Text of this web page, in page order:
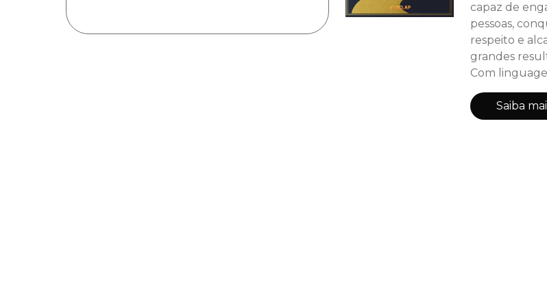
capaz de
pessoas,
respeito e
grandes
Com
simples e
você
transformar
Saiba